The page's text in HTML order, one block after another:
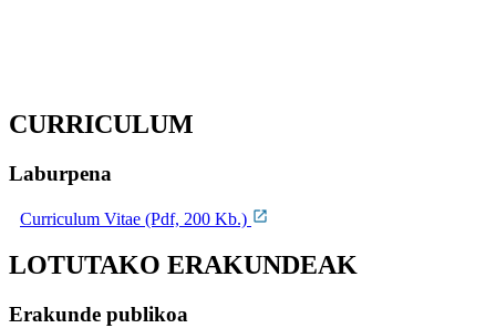
CURRICULUM
Laburpena
Curriculum Vitae (Pdf, 200 Kb.)
LOTUTAKO ERAKUNDEAK
Erakunde publikoa